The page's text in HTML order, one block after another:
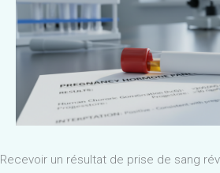
Recevoir un résultat de prise de sang